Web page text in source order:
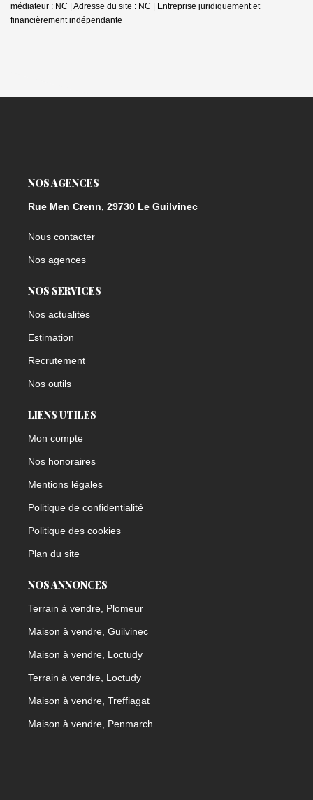
médiateur : NC | Adresse du site : NC | Entreprise juridiquement et
financièrement indépendante
NOS AGENCES
Rue Men Crenn, 29730 Le Guilvinec
Nous contacter
Nos agences
NOS SERVICES
Nos actualités
Estimation
Recrutement
Nos outils
LIENS UTILES
Mon compte
Nos honoraires
Mentions légales
Politique de confidentialité
Politique des cookies
Plan du site
NOS ANNONCES
Terrain à vendre, Plomeur
Maison à vendre, Guilvinec
Maison à vendre, Loctudy
Terrain à vendre, Loctudy
Maison à vendre, Treffiagat
Maison à vendre, Penmarch